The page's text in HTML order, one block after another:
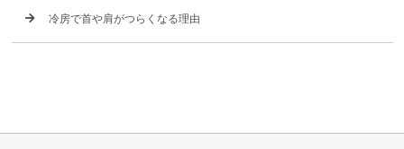
冷房で首や肩がつらくなる理由